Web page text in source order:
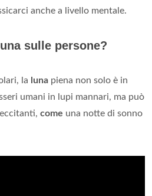
anche a livello mentale.
sulle persone?
la luna piena non solo è in
umani in lupi mannari, ma può
come una notte di sonno